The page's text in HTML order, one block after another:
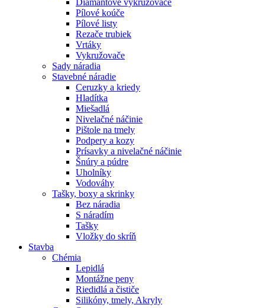
Diamantové vykružovače
Pílové koúče
Pílové listy
Rezače trubiek
Vrtáky
Vykružovače
Sady náradia
Stavebné náradie
Ceruzky a kriedy
Hladítka
Miešadlá
Nivelačné náčinie
Pištole na tmely
Podpery a kozy
Prísavky a nivelačné náčinie
Šnúry a púdre
Uholníky
Vodováhy
Tašky, boxy a skrinky
Bez náradia
S náradím
Tašky
Vložky do skríň
Stavba
Chémia
Lepidlá
Montážne peny
Riedidlá a čističe
Silikóny, tmely, Akryly